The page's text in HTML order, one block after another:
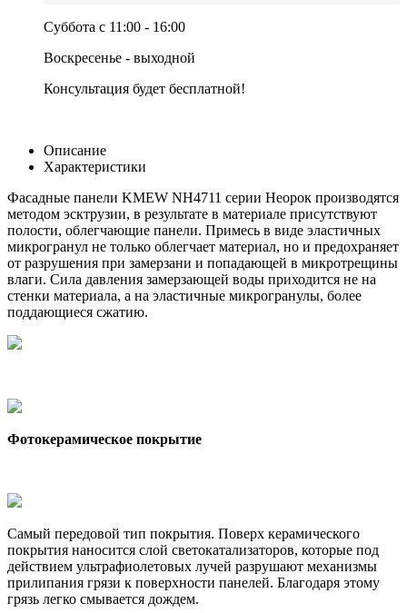
Суббота с 11:00 - 16:00
Воскресенье - выходной
Консультация будет бесплатной!
Описание
Характеристики
Фасадные панели KMEW NH4711 серии Неорок производятся
методом эсктрузии, в результате в материале присутствуют
полости, облегчающие панели. Примесь в виде эластичных
микрогранул не только облегчает материал, но и предохраняет
от разрушения при замерзани и попадающей в микротрещины
влаги. Сила давления замерзающей воды приходится не на
стенки материала, а на эластичные микрогранулы, более
поддающиеся сжатию.
Фотокерамическое покрытие
Самый передовой тип покрытия. Поверх керамического
покрытия наносится слой светокатализаторов, которые под
действием ультрафиолетовых лучей разрушают механизмы
прилипания грязи к поверхности панелей. Благодаря этому
грязь легко смывается дождем.